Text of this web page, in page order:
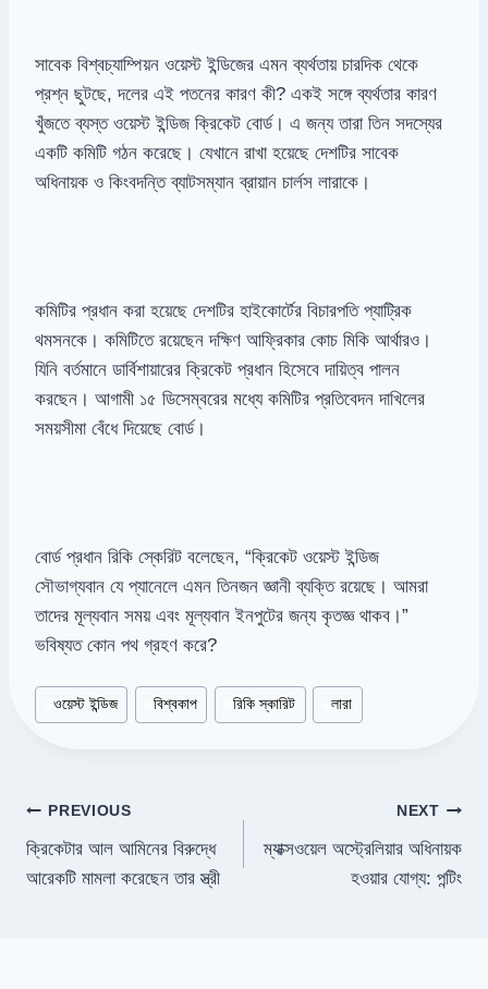
সাবেক বিশ্বচ্যাম্পিয়ন ওয়েস্ট ইন্ডিজের এমন ব্যর্থতায় চারদিক থেকে
প্রশ্ন ছুটছে, দলের এই পতনের কারণ কী? একই সঙ্গে ব্যর্থতার কারণ
খুঁজতে ব্যস্ত ওয়েস্ট ইন্ডিজ ক্রিকেট বোর্ড। এ জন্য তারা তিন সদস্যের
একটি কমিটি গঠন করেছে। যেখানে রাখা হয়েছে দেশটির সাবেক
অধিনায়ক ও কিংবদন্তি ব্যাটসম্যান ব্রায়ান চার্লস লারাকে।
কমিটির প্রধান করা হয়েছে দেশটির হাইকোর্টের বিচারপতি প্যাট্রিক
থমসনকে। কমিটিতে রয়েছেন দক্ষিণ আফ্রিকার কোচ মিকি আর্থারও।
যিনি বর্তমানে ডার্বিশায়ারের ক্রিকেট প্রধান হিসেবে দায়িত্ব পালন
করছেন। আগামী ১৫ ডিসেম্বরের মধ্যে কমিটির প্রতিবেদন দাখিলের
সময়সীমা বেঁধে দিয়েছে বোর্ড।
বোর্ড প্রধান রিকি স্কেরিট বলেছেন, “ক্রিকেট ওয়েস্ট ইন্ডিজ
সৌভাগ্যবান যে প্যানেলে এমন তিনজন জ্ঞানী ব্যক্তি রয়েছে। আমরা
তাদের মূল্যবান সময় এবং মূল্যবান ইনপুটের জন্য কৃতজ্ঞ থাকব।”
ভবিষ্যত কোন পথ গ্রহণ করে?
Post
Tags:
#ওয়েস্ট ইন্ডিজ #বিশ্বকাপ #রিকি স্কারিট #লারা
Post
navigation
PREVIOUS
ক্রিকেটার আল আমিনের বিরুদ্ধে
আরেকটি মামলা করেছেন তার স্ত্রী
NEXT
ম্যাক্সওয়েল অস্ট্রেলিয়ার অধিনায়ক
হওয়ার যোগ্য: পন্টিং